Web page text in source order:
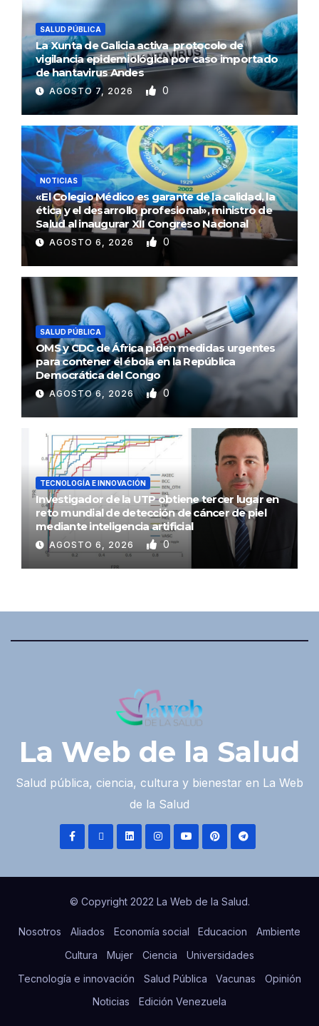
SALUD PÚBLICA
La Xunta de Galicia activa protocolo de
vigilancia epidemiológica por caso importado
de hantavirus Andes
AGOSTO 7, 2026 0
NOTICIAS
«El Colegio Médico es garante de la calidad, la
ética y el desarrollo profesional», ministro de
Salud al inaugurar XII Congreso Nacional
AGOSTO 6, 2026 0
SALUD PÚBLICA
OMS y CDC de África piden medidas urgentes
para contener el ébola en la República
Democrática del Congo
AGOSTO 6, 2026 0
TECNOLOGÍA E INNOVACIÓN
Investigador de la UTP obtiene tercer lugar en
reto mundial de detección de cáncer de piel
mediante inteligencia artificial
AGOSTO 6, 2026 0
La Web de la Salud
Salud pública, ciencia, cultura y bienestar en La Web
de la Salud
© Copyright 2022 La Web de la Salud.
Nosotros Aliados Economía social Educacion
Ambiente
Cultura
Mujer Ciencia
Universidades
Tecnología e innovación
Salud Pública Vacunas
Opinión
Noticias
Edición Venezuela